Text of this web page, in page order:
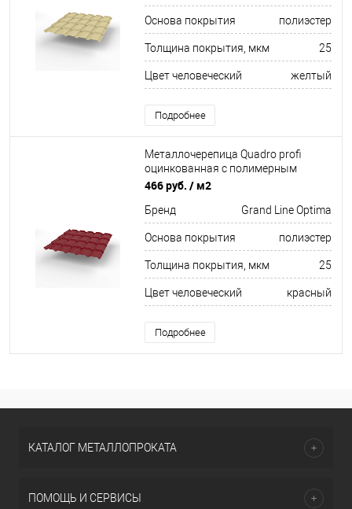
Основа покрытия полиэстер
Толщина покрытия, мкм 25
Цвет человеческий желтый
Подробнее
Металлочерепица Quadro profi
оцинкованная с полимерным
покрытием 0,45х1159мм RAL 3003
466 руб. / м2
Бренд Grand Line Optima
Основа покрытия полиэстер
Толщина покрытия, мкм 25
Цвет человеческий красный
Подробнее
КАТАЛОГ МЕТАЛЛОПРОКАТА
ПОМОЩЬ И СЕРВИСЫ